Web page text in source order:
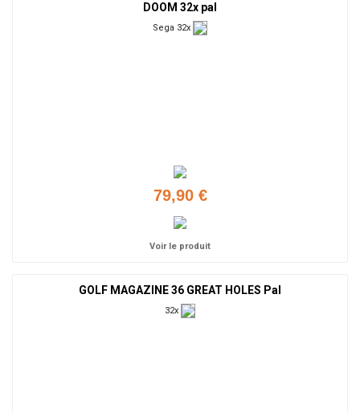
DOOM 32x pal
Sega 32x
79,90 €
Voir le produit
GOLF MAGAZINE 36 GREAT HOLES Pal
32x